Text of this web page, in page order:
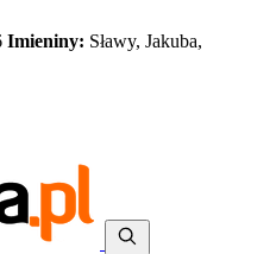
Imieniny: Sławy, Jakuba,